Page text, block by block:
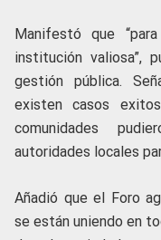
Manifestó que
institución valiosa”,
gestión pública.
existen casos
comunidades
autoridades locales
Añadió que el Foro
se están uniendo en